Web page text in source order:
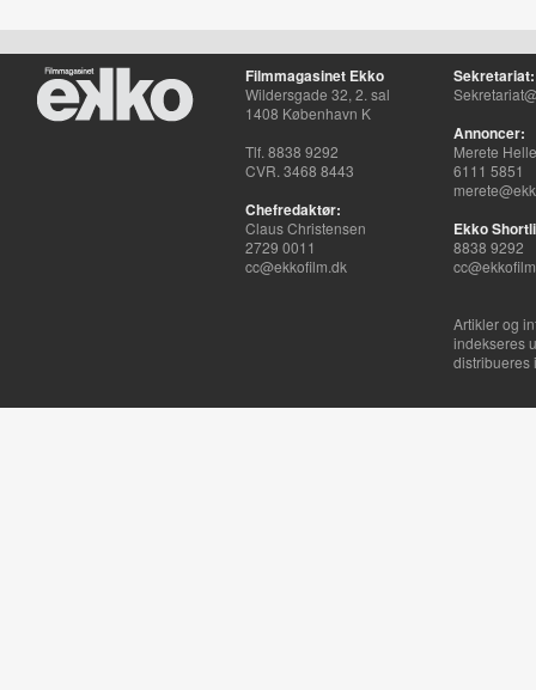
Filmmagasinet Ekko
Wildersgade 32, 2. sal
1408 København K
Tlf. 8838 9292
CVR. 3468 8443
Chefredaktør:
Claus Christensen
2729 0011
cc@ekkofilm.dk
Sekretariat:
Annoncer:
Merete
6111 5851
Ekko
8838 9292
Artikler og
indekseres
distribueres